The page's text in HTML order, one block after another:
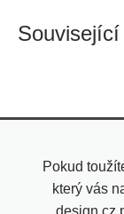
Pokud
který vás
design.cz